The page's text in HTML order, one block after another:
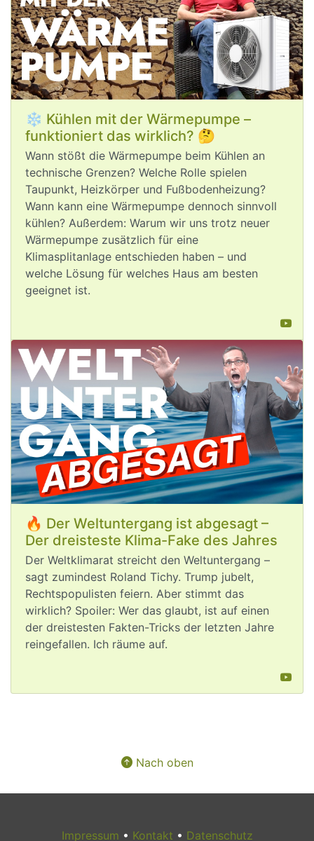
Chancen, die wirksamer #Klimaschutz
für unsere Wirtschaft und unser Land
bietet?
Aug 5, 2026
VQuaschning avatar
VQuaschning post
Niedrigwasser
Die
Klimakrise trifft am Ende alle
Menschen hart. Wohlhabende
Menschen haben oft besonders viel
#Klimaschutz einzusetzen – statt mit
einem CO2-intensiven Lebensstil die
Klimakrise weiter anzuheizen.
VQuaschning avatar
VQuaschningpost
Die #Klimakrise setzt auch die
Stromversorgung in Europa unter
Druck. ⚡🌡️
Wegen Kühlwassermangels müssen
fossile und #Kernkraftwerke
praktisch die einzigen
erneuerbare Energien und nicht die
❄️ Kühlen mit der Wärmepumpe –
funktioniert das wirklich? 🤔
Wann stößt die Wärmepumpe beim Kühlen an
technische Grenzen? Welche Rolle spielen
Taupunkt, Heizkörper und Fußbodenheizung?
Wann kann eine Wärmepumpe dennoch sinnvoll
kühlen? Außerdem: Warum wir uns trotz neuer
Wärmepumpe zusätzlich für eine
Klimasplitanlage entschieden haben – und
welche Lösung für welches Haus am besten
geeignet ist.
🔥 Der Weltuntergang ist abgesagt –
Der dreisteste Klima-Fake des Jahres
Der Weltklimarat streicht den Weltuntergang –
sagt zumindest Roland Tichy. Trump jubelt,
Rechtspopulisten feiern. Aber stimmt das
wirklich? Spoiler: Wer das glaubt, ist auf einen
der dreistesten Fakten-Tricks der letzten Jahre
reingefallen. Ich räume auf.
Nach oben
Impressum • Kontakt • Datenschutz